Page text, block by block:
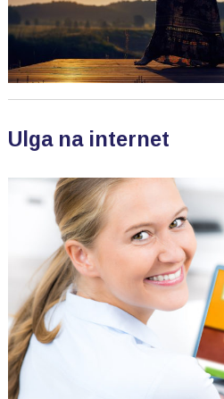
Ulga na internet